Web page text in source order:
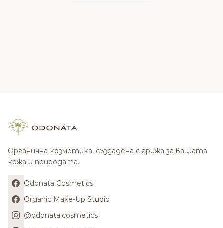
Органична козметика, създадена с грижа за вашата
кожа и природата.
Odonata Cosmetics
Organic Make-Up Studio
@odonata.cosmetics